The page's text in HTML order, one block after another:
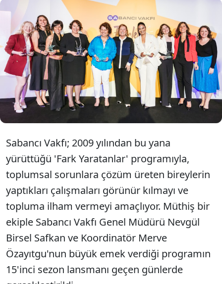
Yaşadıkları çevrede karşılaştıkları sorunları
çözmek için uğraşan ve topluma cesaret
veren kişileri keşfedip görünür kılan Sabancı
Vakfı Fark Yaratanlar Programı'na bu yıl
kadınlar damga vurdu.
Sabancı Vakfı; 2009 yılından bu yana
yürüttüğü 'Fark Yaratanlar' programıyla,
toplumsal sorunlara çözüm üreten bireylerin
yaptıkları çalışmaları görünür kılmayı ve
topluma ilham vermeyi amaçlıyor. Müthiş bir
ekiple Sabancı Vakfı Genel Müdürü Nevgül
Birsel Safkan ve Koordinatör Merve
Özayıtgu'nun büyük emek verdiği programın
15'inci sezon lansmanı geçen günlerde